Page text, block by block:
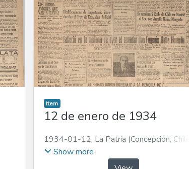
Item
12 de enero de 1934
1934-01-12, La Patria (Concepción, Chile :
1923)
Show more